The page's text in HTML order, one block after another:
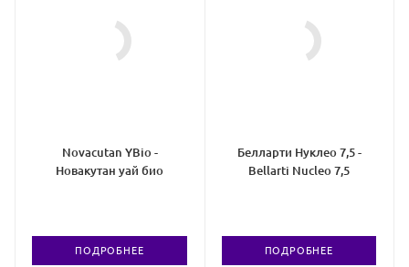
Novacutan YBio -
Новакутан уай био
ПОДРОБНЕЕ
Белларти Нуклео 7,5 -
Bellarti Nucleo 7,5
ПОДРОБНЕЕ